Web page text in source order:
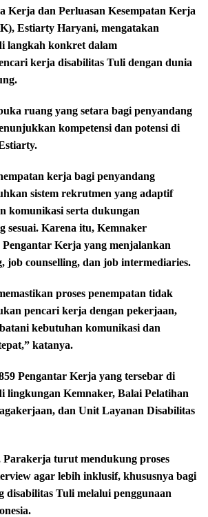
Kerja dan Perluasan Kesempatan Kerja
Estiarty Haryani, mengatakan
langkah konkret dalam
kerja disabilitas Tuli dengan dunia
ruang yang setara bagi penyandang
kompetensi dan potensi di
kerja bagi penyandang
sistem rekrutmen yang adaptif
komunikasi serta dukungan
sesuai. Karena itu, Kemnaker
Kerja yang menjalankan
job counselling, dan job intermediaries.
proses penempatan tidak
pencari kerja dengan pekerjaan,
kebutuhan komunikasi dan
katanya.
Pengantar Kerja yang tersebar di
lingkungan Kemnaker, Balai Pelatihan
dan Unit Layanan Disabilitas
Parakerja turut mendukung proses
agar lebih inklusif, khususnya bagi
disabilitas Tuli melalui penggunaan